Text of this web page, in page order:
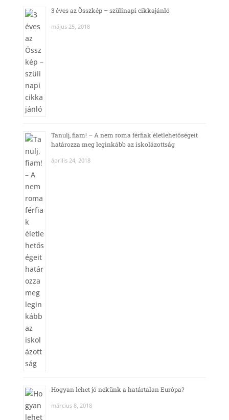
3 éves az Összkép – szülinapi cikkajánló
május 25, 2018
Tanulj, fiam! – A nem roma férfiak életlehetőségeit
határozza meg leginkább az iskolázottság
április 24, 2018
Hogyan lehet jó nekünk a határtalan Európa?
március 8, 2018